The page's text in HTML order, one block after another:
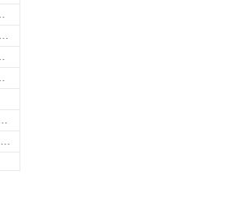
北中央空調規劃
-銘板-台北銘板-板橋銘板
中太空袋/太空包
,台北冷凍空調材料
出廠,台北塑膠射出廠
財神園藝-草皮批發,地毯草,台北草,彰化地毯草,彰化台北草